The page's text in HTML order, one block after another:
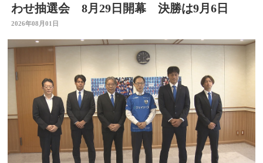
わせ抽選会 8月29日開幕 決勝は9月6日
2026年08月01日